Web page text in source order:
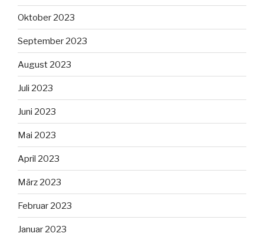
Oktober 2023
September 2023
August 2023
Juli 2023
Juni 2023
Mai 2023
April 2023
März 2023
Februar 2023
Januar 2023